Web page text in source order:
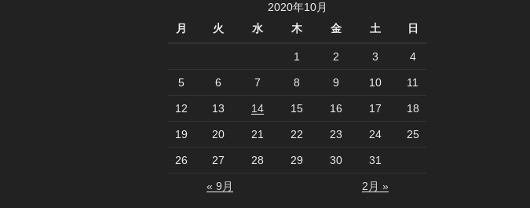
ン
2020年10月
月
火 水 木 金 土 日
1 2 3 4
5 6 7 8 9 10 11
12 13 14 15 16 17 18
19 20 21 22 23 24 25
26 27 28 29 30 31
« 9月 2月 »